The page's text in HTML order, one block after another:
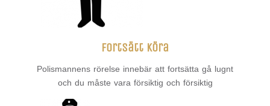
Fortsätt köra
Polismannens rörelse innebär att fortsätta gå lugnt
och du måste vara försiktig och försiktig